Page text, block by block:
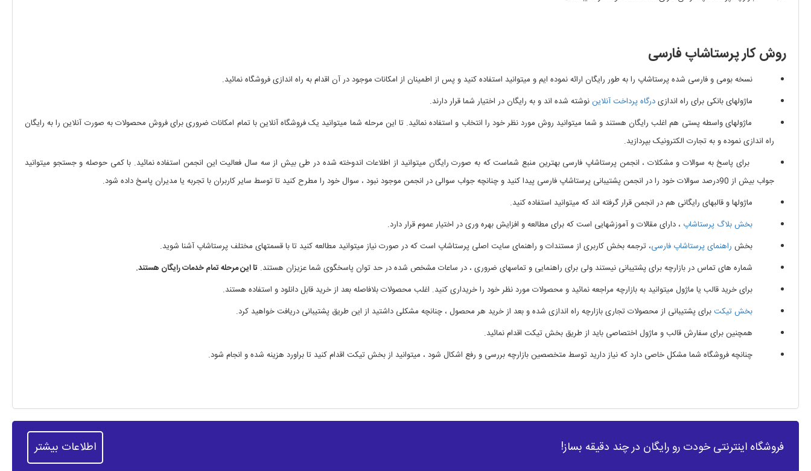
روش کار پرستاشاپ فارسی
نسخه بومی و فارسی شده پرستاشاپ را به طور رایگان ارائه نموده ایم و میتوانید استفاده کنید و پس از اطمینان از امکانات موجود در آن اقدام به راه اندازی فروشگاه نمائید.
ماژولهای بانکی برای راه اندازیدرگاه پرداخت آنلایننوشته شده اند و به رایگان در اختیار شما قرار دارند.
ماژولهای واسطه پستی هم اغلب رایگان هستند و شما میتوانید روش مورد نظر خود را انتخاب و استفاده نمائید. تا این مرحله شما میتوانید یک فروشگاه آنلاین با تمام امکانات ضروری برای فروش محصولات به صورت آنلاین را به رایگان
راه اندازی نموده و به تجارت الکترونیک بپردازید.
برای پاسخ به سوالات و مشکلات ، انجمن پرستاشاپ فارسی بهترین منبع شماست که به صورت رایگان میتوانید از اطلاعات اندوخته شده در طی بیش از سه سال فعالیت این انجمن استفاده نمائید. با کمی حوصله و جستجو میتوانید
جواب بیش از 90درصد سوالات خود را در انجمن پشتیبانی پرستاشاپ فارسی پیدا کنید و چنانچه جواب سوالی در انجمن موجود نبود ، سوال خود را مطرح کنید تا توسط سایر کاربران با تجربه یا مدیران پاسخ داده شود.
ماژولها و قالبهای رایگانی هم در انجمن قرار گرفته اند که میتوانید استفاده کنید.
بخش بلاگ پرستاشاپ ، دارای مقالات و آموزشهایی است که برای مطالعه و افزایش بهره وری در اختیار عموم قرار دارد.
بخش راهنمای پرستاشاپ فارسی، ترجمه بخش کاربری از مستندات و راهنمای سایت اصلی پرستاشاپ است که در صورت نیاز میتوانید مطالعه کنید تا با قسمتهای مختلف پرستاشاپ آشنا شوید.
شماره های تماس در بازارچه برای پشتیبانی نیستند ولی برای راهنمایی و تماسهای ضروری ، در ساعات مشخص شده در حد توان پاسخگوی شما عزیزان هستند. تا این مرحله تمام خدمات رایگان هستند.
برای خرید قالب یا ماژول میتوانید به بازارچه مراجعه نمائید و محصولات مورد نظر خود را خریداری کنید. اغلب محصولات بلافاصله بعد از خرید قابل دانلود و استفاده هستند.
بخش تیکتبرای پشتیبانی از محصولات تجاری بازارچه راه اندازی شده و بعد از خرید هر محصول ، چنانچه مشکلی داشتید از این طریق پشتیبانی دریافت خواهید کرد.
همچنین برای سفارش قالب و ماژول اختصاصی باید از طریق بخش تیکت اقدام نمائید.
چنانچه فروشگاه شما مشکل خاصی دارد که نیاز دارید توسط متخصصین بازارچه بررسی و رفع اشکال شود ، میتوانید از بخش تیکت اقدام کنید تا براورد هزینه شده و انجام شود.
فروشگاه اینترنتی خودت رو رایگان در چند دقیقه بساز! اطلاعات بیشتر